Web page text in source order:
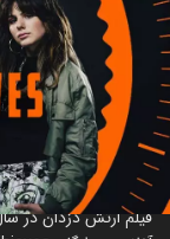
۷۳۵ 96%
ساخت آلمان سال 2021
ماجراجویی
اکشن
درباره فیلم ارتش